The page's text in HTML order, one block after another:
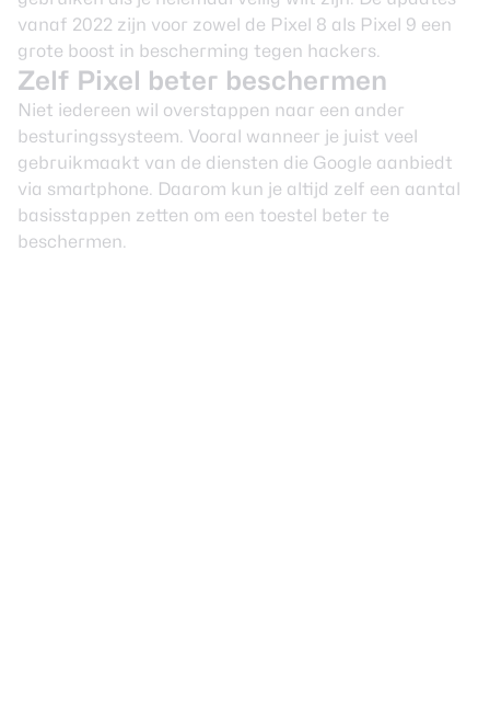
vanaf 2022 zijn voor zowel de Pixel 8 als Pixel 9 een
grote boost in bescherming tegen hackers.
Zelf Pixel beter beschermen
Niet iedereen wil overstappen naar een ander
besturingssysteem. Vooral wanneer je juist veel
gebruikmaakt van de diensten die Google aanbiedt
via smartphone. Daarom kun je altijd zelf een aantal
basisstappen zetten om een toestel beter te
beschermen.